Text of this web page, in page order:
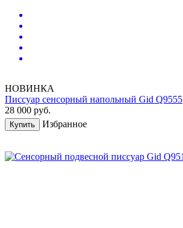
НОВИНКА
Писсуар сенсорный напольный Gid Q9555
28 000 руб.
Купить Избранное